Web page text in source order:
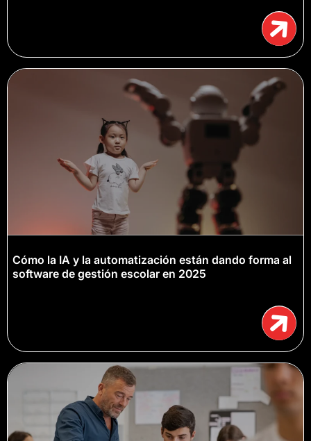
Cómo la IA y la automatización están dando forma al
software de gestión escolar en 2025